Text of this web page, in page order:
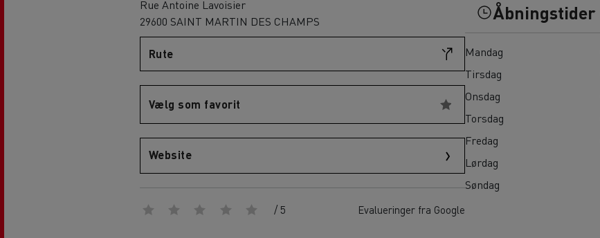
Hvilket erhvervskøretøj er bedst til fødevarevirksomheder?
Renault Trucks varevogn: din allierede i hverdagen
Renault Trucks E-Tech D Wide LEC
Renault Trucks E-Tech D 14t
RENAULT TRUCKS E-Tech D
Rue Antoine Lavoisier
29600 SAINT MARTIN DES CHAMPS
Rute
Vælg som favorit
Website
/ 5 Evalueringer fra Google
Åbningstider
Mandag
Tirsdag
Onsdag
Torsdag
Fredag
Lørdag
Søndag